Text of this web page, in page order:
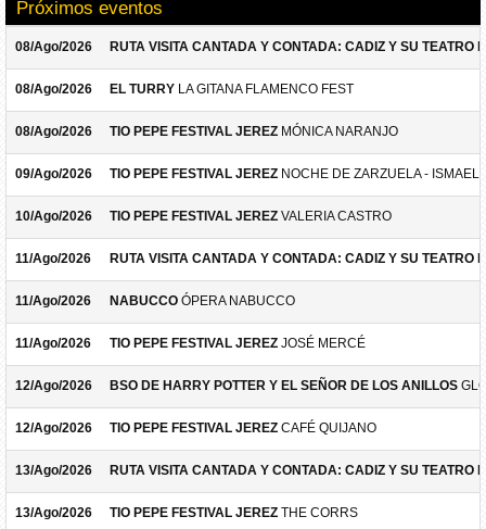
Próximos eventos
08/Ago/2026 RUTA VISITA CANTADA Y CONTADA: CADIZ Y SU TEATRO
08/Ago/2026 EL TURRY LA GITANA FLAMENCO FEST
08/Ago/2026 TIO PEPE FESTIVAL JEREZ MÓNICA NARANJO
09/Ago/2026 TIO PEPE FESTIVAL JEREZ NOCHE DE ZARZUELA -
10/Ago/2026 TIO PEPE FESTIVAL JEREZ VALERIA CASTRO
11/Ago/2026 RUTA VISITA CANTADA Y CONTADA: CADIZ Y SU TEATRO
11/Ago/2026 NABUCCO ÓPERA NABUCCO
11/Ago/2026 TIO PEPE FESTIVAL JEREZ JOSÉ MERCÉ
12/Ago/2026 BSO DE HARRY POTTER Y EL SEÑOR DE LOS ANILLOS
12/Ago/2026 TIO PEPE FESTIVAL JEREZ CAFÉ QUIJANO
13/Ago/2026 RUTA VISITA CANTADA Y CONTADA: CADIZ Y SU TEATRO
13/Ago/2026 TIO PEPE FESTIVAL JEREZ THE CORRS